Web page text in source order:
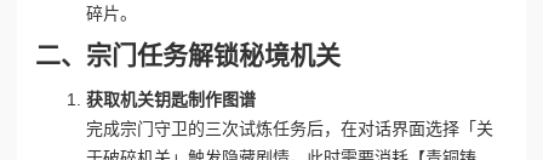
碎片。
二、宗门任务解锁秘境机关
获取机关钥匙制作图谱
完成宗门守卫的三次试炼任务后，在对话界面选择「关